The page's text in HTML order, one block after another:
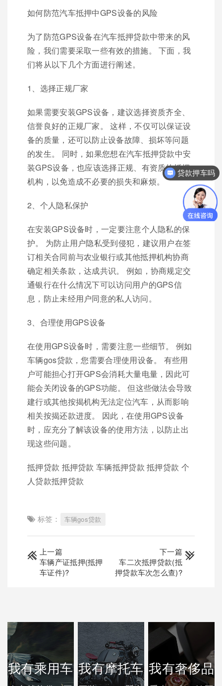
如何防范汽车抵押中GPS设备的风险
为了防范GPS设备在汽车抵押贷款中带来的风
险，我们需要采取一些有效的措施。 下面，我
们将从以下几个方面进行阐述。
1、选择正规厂家
如果需要安装GPS设备，建议选择资质齐全、
信誉良好的正规厂家。 这样，不仅可以保证设
备的质量，还可以防止设备故障、损坏等问题
的发生。 同时，如果您想在汽车抵押贷款中安
装GPS设备，也应该选择正规、有资质的抵押
机构，以免造成不必要的损失和麻烦。
2、个人隐私保护
在安装GPS设备时，一定要注意个人隐私的保
护。 为防止用户隐私受到侵犯，建议用户在签
订相关合同前与农业银行或其他抵押机构协商
确定相关条款，达成共识。 例如，协商规定交
通银行在什么情况下可以访问用户的GPS信
息，防止未经用户同意的私人访问。
3、合理使用GPS设备
在使用GPS设备时，需要注意一些细节。 例如
车辆gos贷款，您需要合理使用设备。 有些用
户可能担心打开GPS会消耗大量电量，因此可
能会关闭设备的GPS功能。 但这些做法会导致
建行或其他按揭机构无法定位汽车，从而影响
相关按揭还款进度。 因此，在使用GPS设备
时，应充分了解该设备的使用方法，以防止出
现这些问题。
抵押贷款 抵押贷款 车辆抵押贷款 抵押贷款 个
人贷款抵押贷款
标签： 车辆gos贷款
上一篇
车辆产证抵押(抵押
车证件)?
下一篇
车二次抵押贷款(抵
押贷款车次怎么查)?
我有乘用车 我有摩托车 我有奢侈品
贷款押车吗